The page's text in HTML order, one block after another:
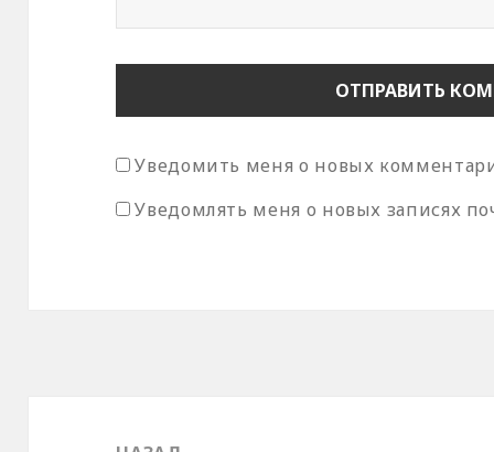
Уведомить меня о новых
Уведомлять меня о новых записях